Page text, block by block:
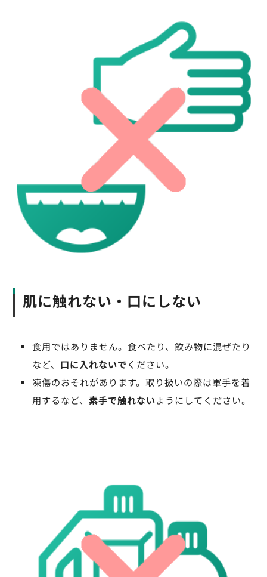
肌に触れない・口にしない
食用ではありません。食べたり、飲み物に混ぜたり
など、 口に入れないで ください。
凍傷のおそれがあります。取り扱いの際は軍手を着
用するなど、素手で触れないようにしてください。